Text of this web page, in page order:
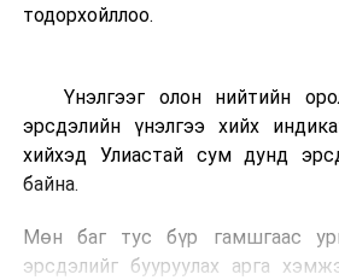
тодорхойллоо.
Үнэлгээг олон нийтийн
эрсдэлийн үнэлгээ хийх
хийхэд Улиастай сум дунд
байна.
Мөн баг тус бүр гамшгаас
эрсдэлийг бууруулах арга